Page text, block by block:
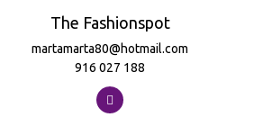
The Fashionspot
martamarta80@hotmail.com
916 027 188